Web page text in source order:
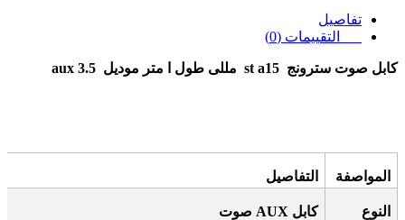
تفاصيل
التقييمات (0)
كابل صوت سترونج aux 3.5 مللى طول ا متر موديل st a15
المواصفة التفاصيل
النوع كابل صوت